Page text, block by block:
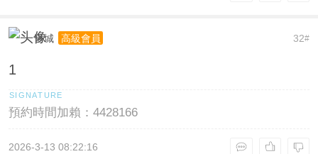
32#
舊城 高級會員
1
預約時間加賴：4428166
2026-3-13 08:22:16